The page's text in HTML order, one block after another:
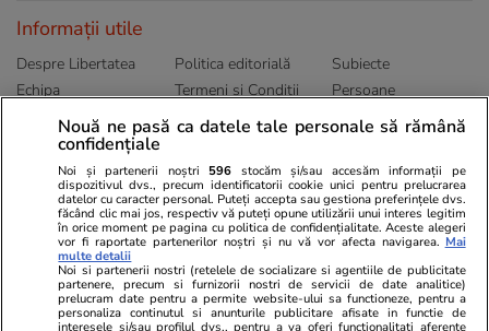
Informații utile
Despre Libertatea
Echipa
Publicitate
Politica de
Politica editorială
Termeni și Conditii
Abonamente
Subiecte
Persoane
Sitemap
Ringier România
Libertatea pentru
Unica.ro
Program TV
ELLE
Gazeta Sporturilor
Stiri mondene
Locuri de muncă
Imobiliare.ro
Jobradar24
Nouă ne pasă ca datele tale personale să rămână
confidențiale
Noi și partenerii noștri 596 stocăm și/sau accesăm informații pe
dispozitivul dvs., precum identificatorii cookie unici pentru prelucrarea
datelor cu caracter personal. Puteți accepta sau gestiona preferințele dvs.
făcând clic mai jos, respectiv vă puteți opune utilizării unui interes legitim
în orice moment pe pagina cu politica de confidențialitate. Aceste alegeri
vor fi raportate partenerilor noștri și nu vă vor afecta navigarea. Mai
multe detalii
Noi si partenerii nostri (retelele de socializare si agentiile de publicitate
partenere, precum si furnizorii nostri de servicii de date analitice)
prelucram date pentru a permite website-ului sa functioneze, pentru a
personaliza continutul si anunturile publicitare afisate in functie de
interesele si/sau profilul dvs., pentru a va oferi functionalitati aferente